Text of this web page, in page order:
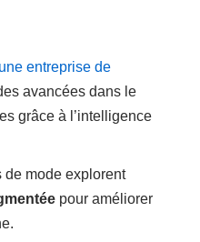
une entreprise de
avancées dans le
grâce à l’intelligence
de mode explorent
pour améliorer